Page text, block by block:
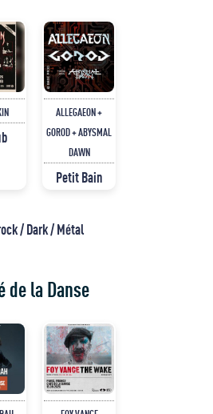
ALLEGAEON +
GOROD + ABYSMAL
DAWN
Petit Bain
/ Dark / Métal
de la Danse